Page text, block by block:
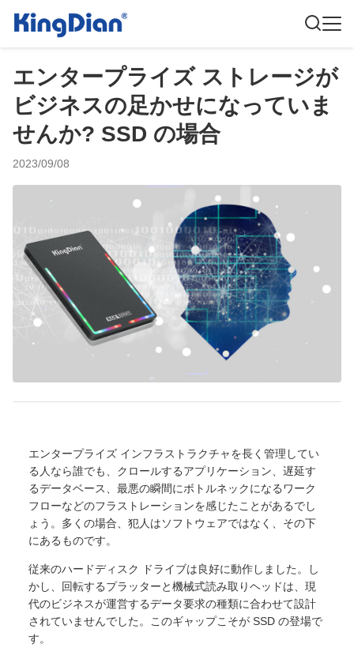
エンタープライズ ストレージが
ビジネスの足かせになっていま
せんか? SSD の場合
2023/09/08
エンタープライズ インフラストラクチャを長く管理してい
る人なら誰でも、クロールするアプリケーション、遅延す
るデータベース、最悪の瞬間にボトルネックになるワーク
フローなどのフラストレーションを感じたことがあるでし
ょう。多くの場合、犯人はソフトウェアではなく、その下
にあるものです。
従来のハードディスク ドライブは良好に動作しました。し
かし、回転するプラッターと機械式読み取りヘッドは、現
代のビジネスが運営するデータ要求の種類に合わせて設計
されていませんでした。このギャップこそが SSD の登場で
す。